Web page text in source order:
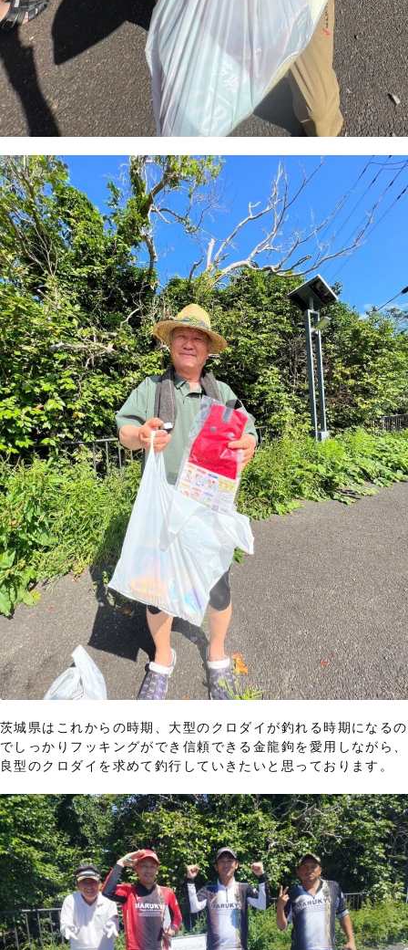
茨城県はこれからの時期、大型のクロダイが釣れる時期になるの
でしっかりフッキングができ信頼できる金龍鉤を愛用しながら、
良型のクロダイを求めて釣行していきたいと思っております。